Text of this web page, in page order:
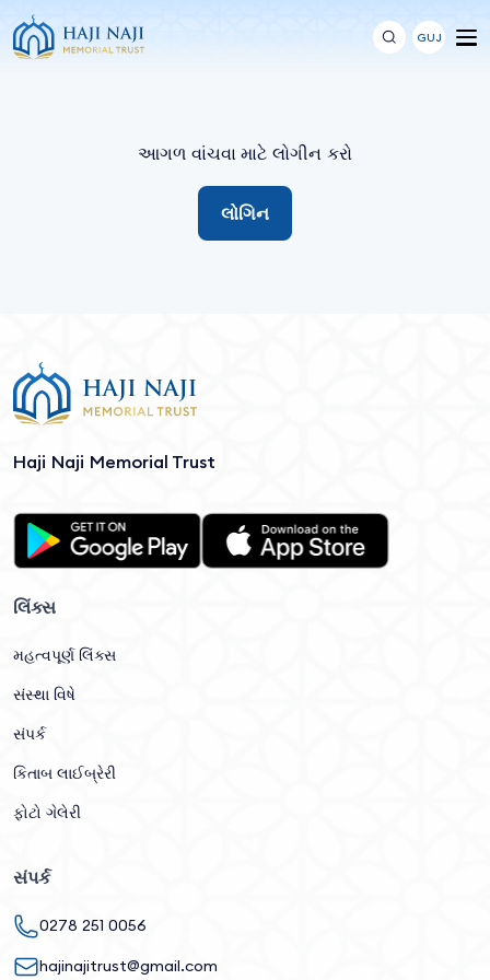
GUJ
આગળ વાંચવા માટે લોગીન કરો
લોગિન
Haji Naji Memorial Trust
લિંક્સ
મહત્વપૂર્ણ લિંક્સ
સંસ્થા વિષે
સંપર્ક
કિતાબ લાઈબ્રેરી
ફોટો ગેલેરી
સંપર્ક
0278 251 0056
hajinajitrust@gmail.com